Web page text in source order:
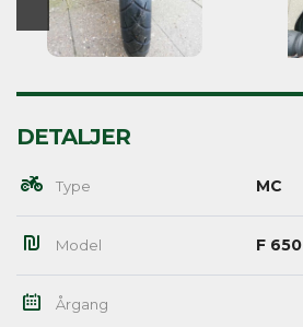
DETALJER
Type MC
Model F 650
Årgang